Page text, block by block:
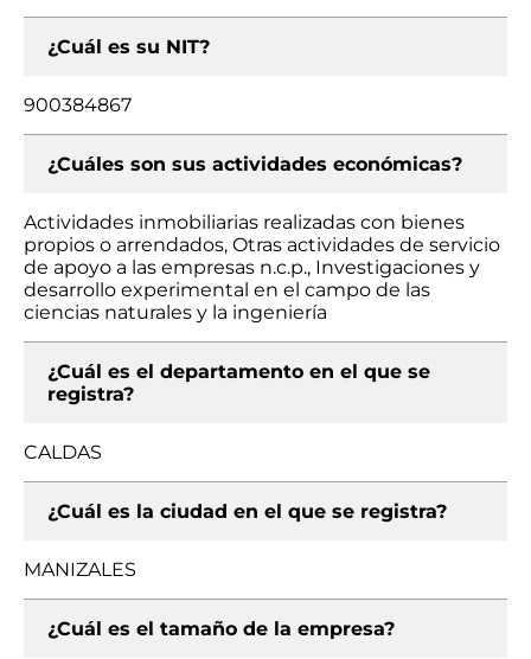
¿Cuál es su NIT?
900384867
¿Cuáles son sus actividades económicas?
Actividades inmobiliarias realizadas con bienes
propios o arrendados, Otras actividades de servicio
de apoyo a las empresas n.c.p., Investigaciones y
desarrollo experimental en el campo de las
ciencias naturales y la ingeniería
¿Cuál es el departamento en el que se
registra?
CALDAS
¿Cuál es la ciudad en el que se registra?
MANIZALES
¿Cuál es el tamaño de la empresa?